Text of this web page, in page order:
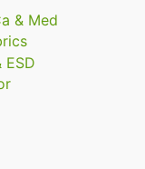
& Med
ESD